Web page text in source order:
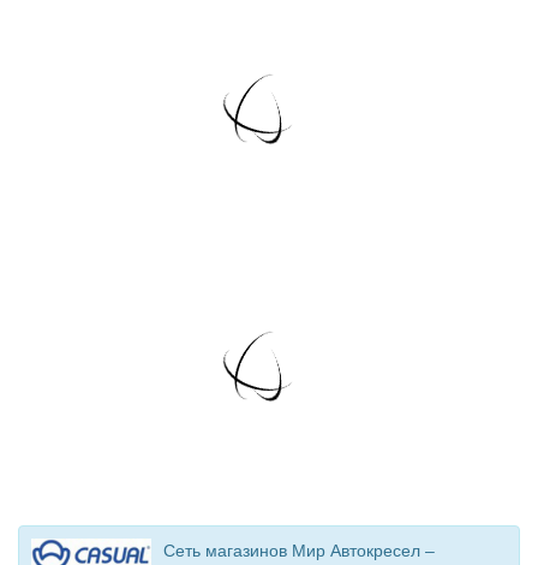
Сеть магазинов Мир Автокресел –